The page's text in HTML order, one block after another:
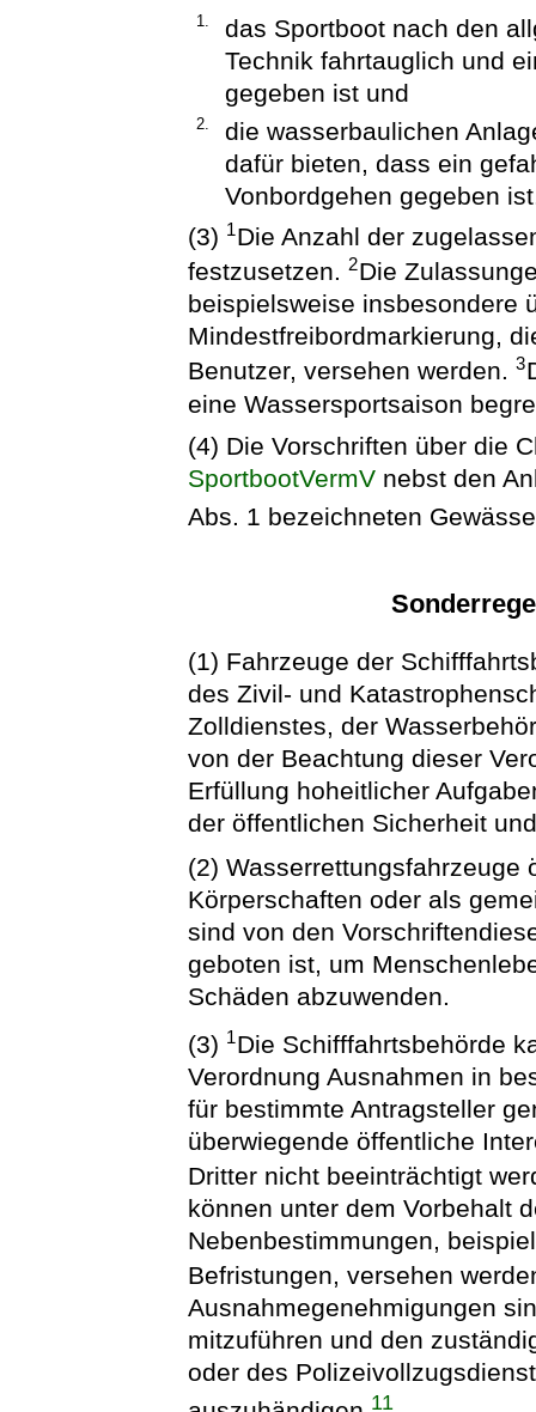
1.
das Sportboot nach den
Technik fahrtauglich und
gegeben ist und
2.
die wasserbaulichen
dafür bieten, dass ein
Vonbordgehen gegeben
(3) 1Die Anzahl der
festzusetzen.2Die
beispielsweise insbesondere
Mindestfreibordmarkierung,
Benutzer, versehen werden.3
eine Wassersportsaison
(4) Die Vorschriften über die
SportbootVermV nebst den
Abs. 1 bezeichneten
(1) Fahrzeuge der
des Zivil- und
Zolldienstes, der
von der Beachtung dieser
Erfüllung hoheitlicher
der öffentlichen Sicherheit
(2) Wasserrettungsfahrzeuge
Körperschaften oder als
sind von den
geboten ist, um
Schäden abzuwenden.
(3) 1Die Schifffahrtsbehörde
Verordnung Ausnahmen in
für bestimmte Antragsteller
überwiegende öffentliche
Dritter nicht beeinträchtigt
können unter dem Vorbehalt
Nebenbestimmungen,
Befristungen, versehen
Ausnahmegenehmigungen
mitzuführen und den
oder des
11